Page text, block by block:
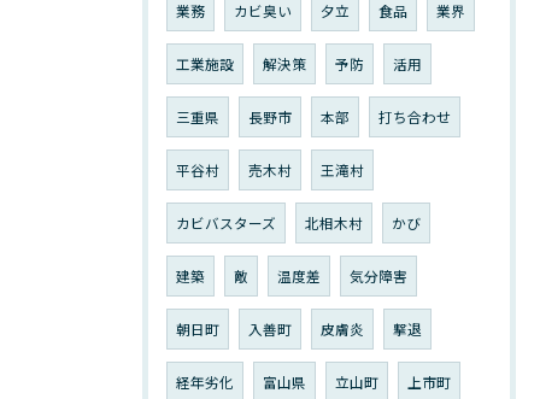
業務 カビ臭い 夕立 食品 業界
工業施設 解決策 予防 活用
三重県 長野市 本部 打ち合わせ
平谷村 売木村 王滝村
カビバスターズ 北相木村 かび
建築 敵 温度差 気分障害
朝日町 入善町 皮膚炎 撃退
経年劣化 富山県 立山町 上市町